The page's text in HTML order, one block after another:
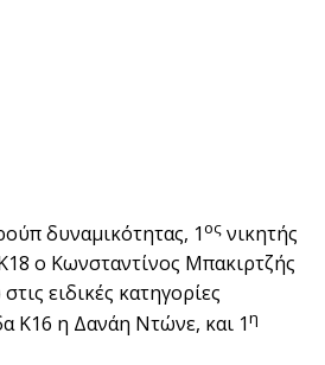
δυναμικότητας, 1ος νικητής
ο Κωνσταντίνος Μπακιρτζής
ειδικές κατηγορίες
Κ16 η Δανάη Ντώνε, και 1η